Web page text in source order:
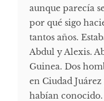
aunque parecía
por qué sigo
tantos años.
Abdul y Alexis.
Guinea. Dos
en Ciudad
habían